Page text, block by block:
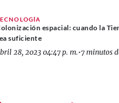
espacial: cuando la
suficiente
28, 2023 04:47 p. m.•7 minutos